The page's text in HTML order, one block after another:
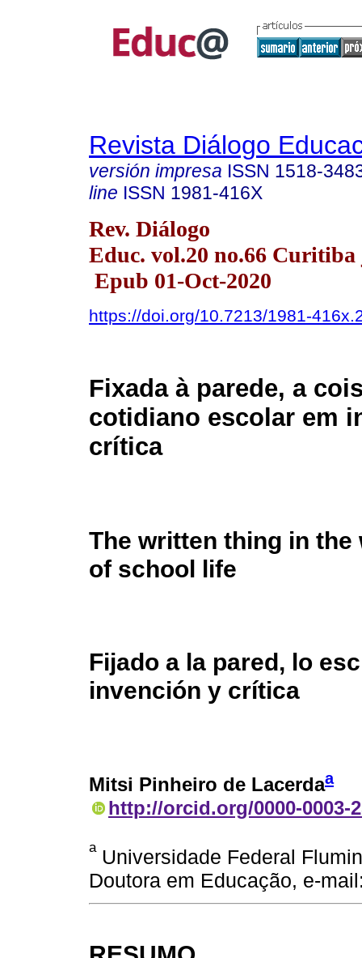
Revista Diálogo
versión impresa ISSN 1518-
line ISSN 1981-416X
Rev. Diálogo
Educ. vol.20 no.66 Curitiba
Epub 01-Oct-2020
https://doi.org/10.7213/1981-
Fixada à parede, a
cotidiano escolar em
crítica
The written thing in
of school life
Fijado a la pared, lo
invención y crítica
Mitsi Pinheiro de Lacerdaa
http://orcid.org/0000-0003-
aUniversidade Federal
Doutora em Educação, e-